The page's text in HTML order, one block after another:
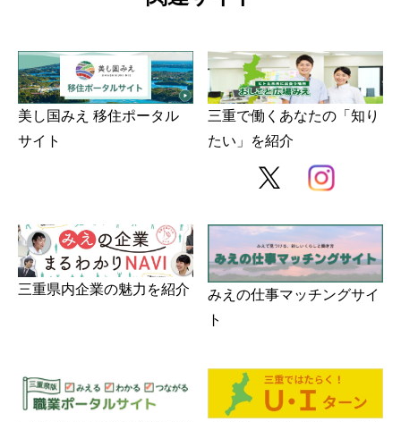
美し国みえ 移住ポータル
サイト
三重で働くあなたの「知り
たい」を紹介
三重県内企業の魅力を紹介
みえの仕事マッチングサイ
ト